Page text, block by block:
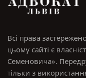
Всі права
цьому сайті є
Семеновича».
тільки з